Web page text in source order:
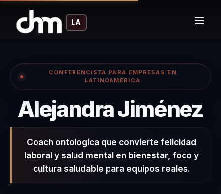
LA
CONFERENCISTA PARA EMPRESAS EN
LATINOAMÉRICA
Alejandra Jiménez–
Coach ontologica que convierte felicidad
laboral y salud mental en bienestar, foco y
cultura saludable para equipos reales.